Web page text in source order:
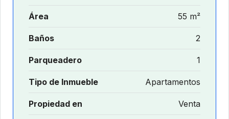
Área 55 m²
Baños 2
Parqueadero 1
Tipo de Inmueble Apartamentos
Propiedad en Venta